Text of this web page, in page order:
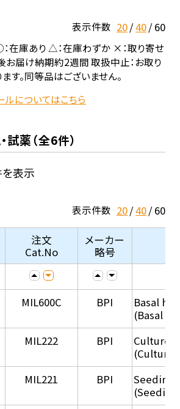
表示件数 20 40 60
在庫あり △：在庫わずか ×：取り寄せ
お届け納期約2週間 取扱中止：お取り
す。同等品はございません。
についてはこちら
試薬（全6件）
表示
表示件数 20 40 60
注文
Cat.No
メーカー
略号
MIL600C BPI
Basal
(Basal
MIL222 BPI
Culture
(Culture
MIL221 BPI
Seeding